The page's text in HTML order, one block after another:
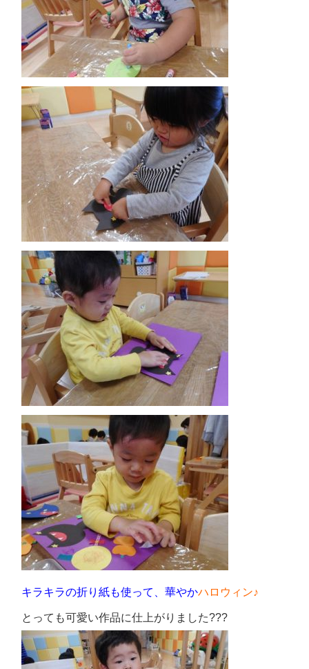
キラキラの折り紙も使って、華やかハロウィン♪
とっても可愛い作品に仕上がりました???